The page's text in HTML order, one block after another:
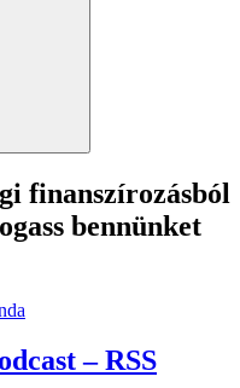
finanszírozásból
bennünket
– RSS